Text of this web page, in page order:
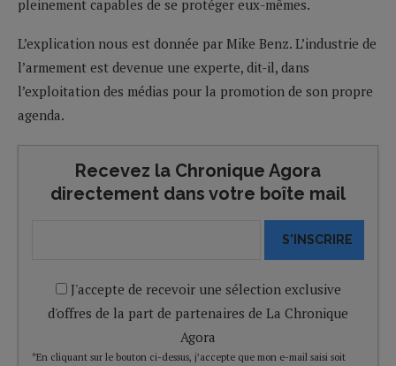
pleinement capables de se protéger eux-mêmes.
L’explication nous est donnée par Mike Benz. L’industrie de
l’armement est devenue une experte, dit-il, dans
l’exploitation des médias pour la promotion de son propre
agenda.
Recevez la Chronique Agora
directement dans votre boîte mail
S'INSCRIRE
J'accepte de recevoir une sélection exclusive
d'offres de la part de partenaires de La Chronique
Agora
*En cliquant sur le bouton ci-dessus, j’accepte que mon e-mail saisi soit